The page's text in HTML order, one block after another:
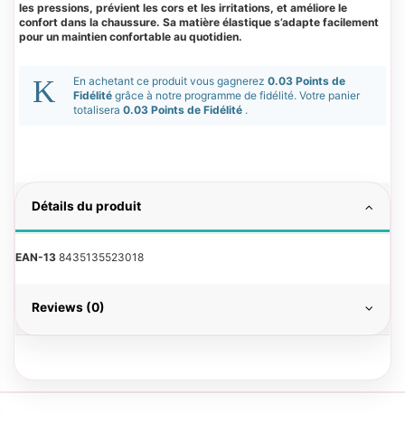
les pressions, prévient les cors et les irritations, et améliore le
confort dans la chaussure. Sa matière élastique s’adapte facilement
pour un maintien confortable au quotidien.
En achetant ce produit vous gagnerez 0.03 Points de
Fidélité grâce à notre programme de fidélité. Votre panier
totalisera 0.03 Points de Fidélité .
Détails du produit
EAN-13 8435135523018
Reviews (0)